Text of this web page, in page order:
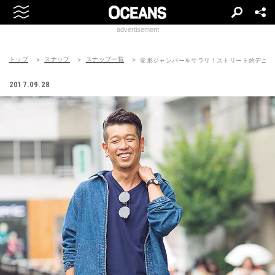
advertisement
トップ スナップ スナップ一覧 変形ジャンパーをサラリ！ストリート的デニ
2017.09.28